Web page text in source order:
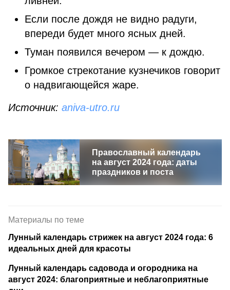
Если после дождя не видно радуги,
впереди будет много ясных дней.
Туман появился вечером — к дождю.
Громкое стрекотание кузнечиков говорит
о надвигающейся жаре.
Источник: aniva-utro.ru
Православный календарь
на август 2024 года: даты
праздников и поста
Материалы по теме
Лунный календарь стрижек на август 2024 года: 6
идеальных дней для красоты
Лунный календарь садовода и огородника на
август 2024: благоприятные и неблагоприятные